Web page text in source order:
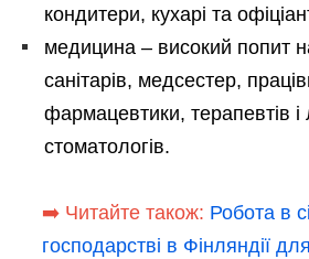
кондитери, кухарі та
медицина – високий попит
санітарів, медсестер,
фармацевтики, терапевтів і
стоматологів.
➡️ Читайте також: Робота в
господарстві в Фінляндії